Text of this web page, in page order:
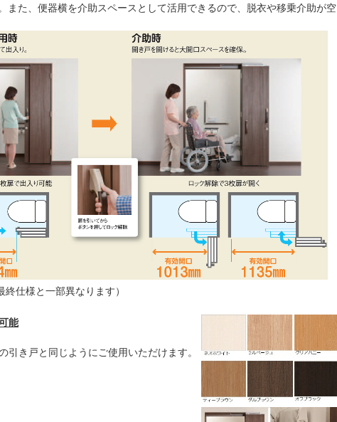
また、便器横を介助スペースとして活用できるので、脱衣や移乗介助が空
仕様と一部異なります）
能
き戸と同じようにご使用いただけます。